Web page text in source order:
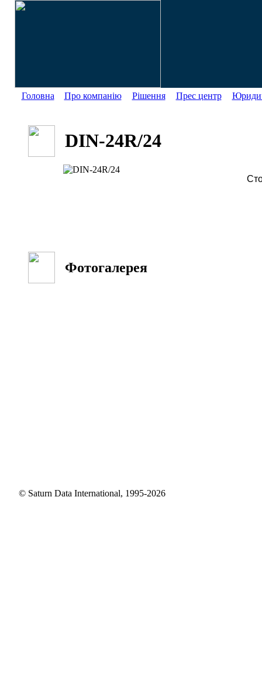
Головна Про компанію Рішення Прес центр
DIN-24R/24
Фотогалерея
© Saturn Data International, 1995-2026